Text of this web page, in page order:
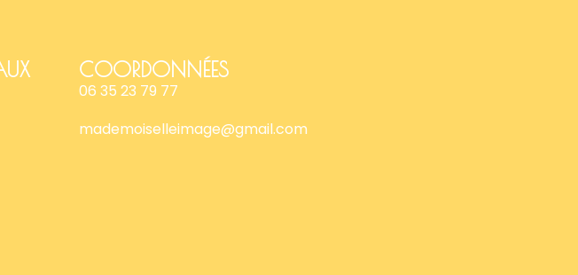
COORDONNÉES
06 35 23 79 77
mademoiselleimage@gmail.com